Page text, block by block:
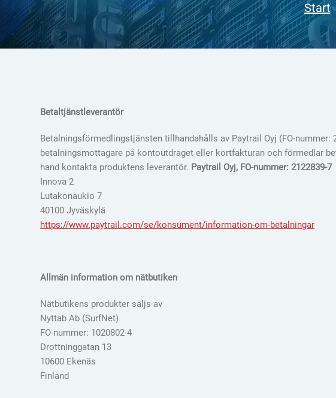
Start
Betaltjänstleverantör
Betalningsförmedlingstjänsten tillhandahålls av Paytrail Oyj (FO-
betalningsmottagare på kontoutdraget eller kortfakturan och förmedlar
hand kontakta produktens leverantör. Paytrail Oyj, FO-nummer: 2122839-7
Innova 2
Lutakonaukio 7
40100 Jyväskylä
https://www.paytrail.com/se/konsument/information-om-betalningar
Allmän information om nätbutiken
Nätbutikens produkter säljs av
Nyttab Ab (SurfNet)
FO-nummer: 1020802-4
Drottninggatan 13
10600 Ekenäs
Finland